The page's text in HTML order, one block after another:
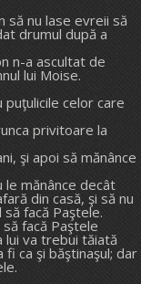
să nu lase evreii să
drumul după a
n-a ascultat de
lui Moise.
celor care
privitoare la
şi apoi să mănânce
le mănânce decât
din casă, şi să nu
facă Paştele.
facă Paştele
lui va trebui tăiată
ca şi băştinaşul; dar